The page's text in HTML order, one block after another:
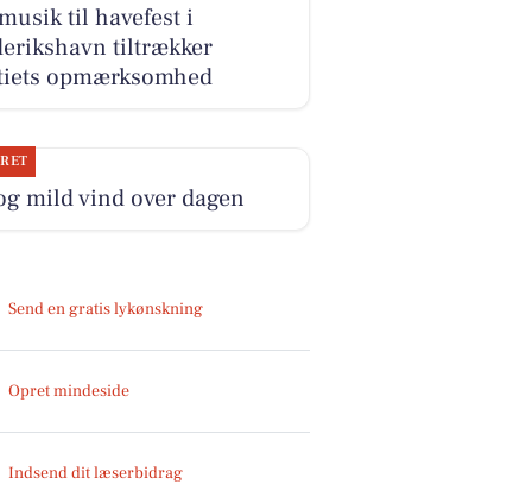
til havefest i
tiltrækker
opmærksomhed
mild vind over dagen
Send en gratis lykønskning
Opret mindeside
Indsend dit læserbidrag